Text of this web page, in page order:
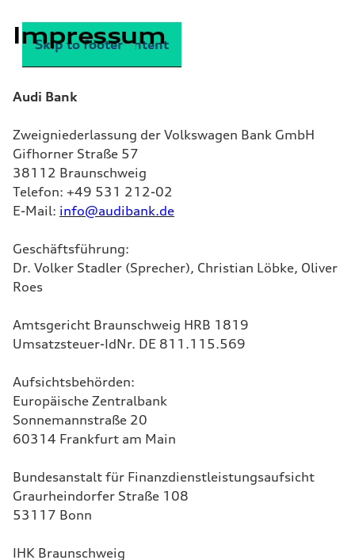
Skip to main content
Skip to footer
Impressum
Audi Bank
Zweigniederlassung der Volkswagen Bank GmbH
Gifhorner Straße 57
38112 Braunschweig
Telefon: +49 531 212-02
E-Mail: info@audibank.de
Geschäftsführung:
Dr. Volker Stadler (Sprecher), Christian Löbke, Oliver
Roes
Amtsgericht Braunschweig HRB 1819
Umsatzsteuer-IdNr. DE 811.115.569
Aufsichtsbehörden:
Europäische Zentralbank
Sonnemannstraße 20
60314 Frankfurt am Main
Bundesanstalt für Finanzdienstleistungsaufsicht
Graurheindorfer Straße 108
53117 Bonn
IHK Braunschweig